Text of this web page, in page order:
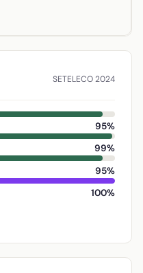
SETELECO 2024
95%
99%
95%
100%